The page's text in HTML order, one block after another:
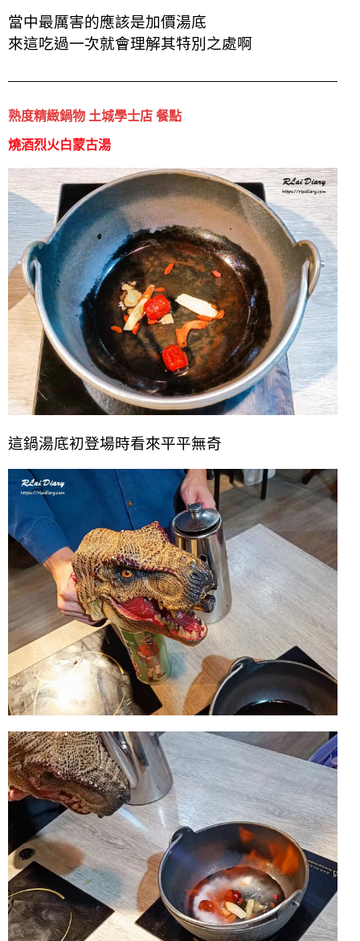
當中最厲害的應該是加價湯底
來這吃過一次就會理解其特別之處啊
熟度精緻鍋物 土城學士店 餐點
燒酒烈火白蒙古湯
這鍋湯底初登場時看來平平無奇